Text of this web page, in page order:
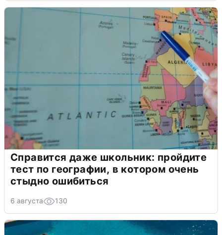
Справится даже школьник: пройдите
тест по географии, в котором очень
стыдно ошибиться
6 августа 130